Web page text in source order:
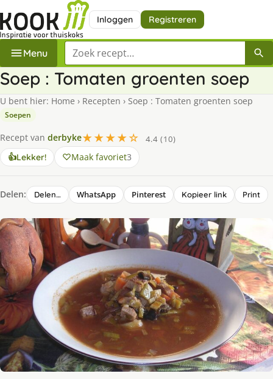
Inloggen Registreren
Menu Zoek een recept
Soep : Tomaten groenten soep
U bent hier: Home › Recepten › Soep : Tomaten groenten soep
Soepen
Recept van derbyke★★★★☆
4.4 (10)
👍Lekker! Maak favoriet3
Delen: Delen… WhatsApp Pinterest Kopieer link Print